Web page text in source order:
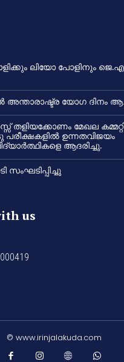
ലിയോ പോളിനും
അന്താരാഷ്ട്ര യോഗ ദിനം
തളിയക്കോണം മേഖല
ഉന്നതവിജയം
ആദരിച്ചു.
സംഘടിപ്പിച്ചു
us
© www.irinjalakuda.com